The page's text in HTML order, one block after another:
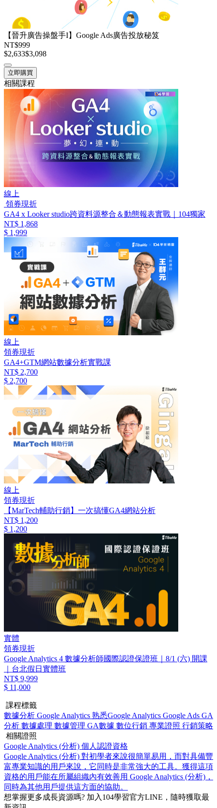
【晉升廣告操盤手I】Google Ads廣告投放秘笈
NT$999
$2,633$3,098
立即購買
相關課程
線上
領券現折
GA4 x Looker studio跨資料源整合＆動態報表實戰｜104獨家
NT$ 1,868
$ 1,999
線上
領券現折
GA4+GTM網站數據分析實戰課
NT$ 2,700
$ 2,700
線上
領券現折
【MarTech輔助行銷】一次搞懂GA4網站分析
NT$ 1,200
$ 1,200
實體
領券現折
Google Analytics 4 數據分析師國際認證保證班｜8/1 (六) 開課
｜台北假日實體班
NT$ 9,999
$ 11,000
課程標籤
數據分析 Google Analytics 熟悉Google Analytics Google Ads GA
分析 數據處理 數據管理 GA數據 數位行銷 專業證照 行銷策略
相關證照
Google Analytics (分析) 個人認證資格
Google Analytics (分析) 對初學者來說很簡單易用，而對具備豐
富專業知識的用戶來說，它同時是非常強大的工具。獲得這項
資格的用戶能在所屬組織內有效善用 Google Analytics (分析)，
同時為其他用戶提供這方面的協助。
想掌握更多成長資源嗎? 加入104學習官方LINE，隨時獲取最